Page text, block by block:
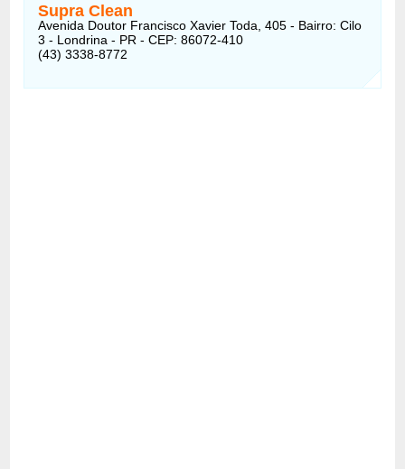
Supra Clean
Avenida Doutor Francisco Xavier Toda, 405 - Bairro: Cilo
3 - Londrina - PR - CEP: 86072-410
(43) 3338-8772